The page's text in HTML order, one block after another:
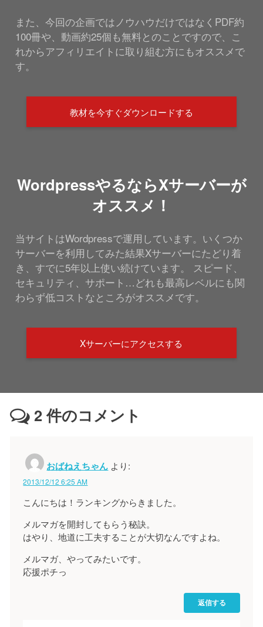
また、今回の企画ではノウハウだけではなくPDF約
100冊や、動画約25個も無料とのことですので、こ
れからアフィリエイトに取り組む方にもオススメで
す。
教材を今すぐダウンロードする
WordpressやるならXサーバーが
オススメ！
当サイトはWordpressで運用しています。いくつか
サーバーを利用してみた結果Xサーバーにたどり着
き、すでに5年以上使い続けています。 スピード、
セキュリティ、サポート…どれも最高レベルにも関
わらず低コストなところがオススメです。
Xサーバーにアクセスする
2件のコメント
おばねえちゃん より:
2013/12/12 6:25 AM
こんにちは！ランキングからきました。
メルマガを開封してもらう秘訣。
はやり、地道に工夫することが大切なんですよね。
メルマガ、やってみたいです。
応援ポチっ
返信する